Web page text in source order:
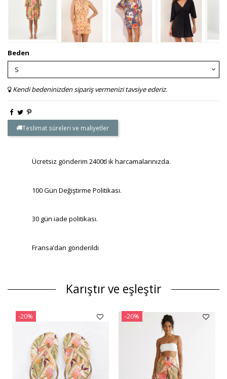
Beden
Kendi bedeninizden sipariş vermenizi tavsiye ederiz.
Teslimat süreleri ve maliyetler
Ücretsiz gönderim 2400tl ık harcamalarınızda.
100 Gün Değiştirme Politikası.
30 gün iade politikası.
Fransa’dan gönderildi
Karıştır ve eşleştir
-20% -20%